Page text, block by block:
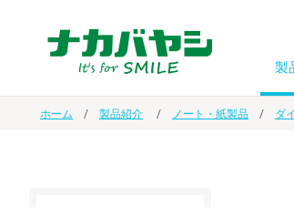
製
ホーム 製品紹介 ノート・紙製品 ダ